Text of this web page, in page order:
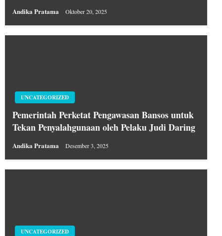
Andika Pratama Oktober 20, 2025
UNCATEGORIZED
Pemerintah Perketat Pengawasan Bansos untuk
Tekan Penyalahgunaan oleh Pelaku Judi Daring
Andika Pratama Desember 3, 2025
UNCATEGORIZED